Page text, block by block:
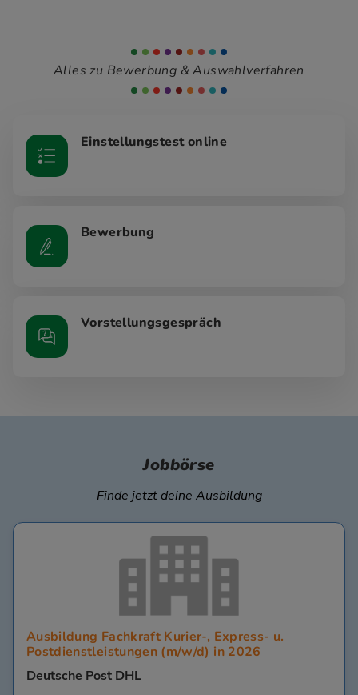
Alles zu Bewerbung & Auswahlverfahren
Einstellungstest online
Bewerbung
Vorstellungsgespräch
Jobbörse
Finde jetzt deine Ausbildung
Ausbildung Fachkraft Kurier-, Express- u.
Postdienstleistungen (m/w/d) in 2026
Deutsche Post DHL